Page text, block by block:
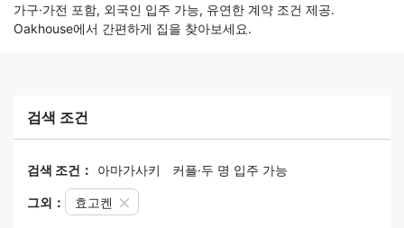
가구·가전 포함, 외국인 입주 가능, 유연한 계약 조건 제공.
Oakhouse에서 간편하게 집을 찾아보세요.
검색 조건
검색 조건： 아마가사키 커플·두 명 입주 가능
그외： 효고켄